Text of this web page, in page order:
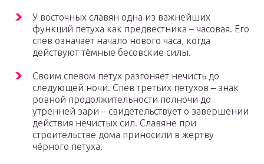
У восточных славян одна из важнейших
функций петуха как предвестника – часовая. Его
спев означает начало нового часа, когда
действуют тёмные бесовские силы.
Своим спевом петух разгоняет нечисть до
следующей ночи. Спев третьих петухов – знак
ровной продолжительности полночи до
утренней зари – свидетельствует о завершении
действия нечистых сил. Славяне при
строительстве дома приносили в жертву
чёрного петуха.